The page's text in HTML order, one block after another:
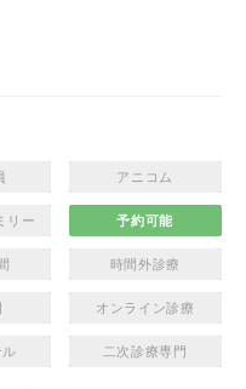
アニコム
リー 予約可能
時間外診療
オンライン診療
二次診療専門